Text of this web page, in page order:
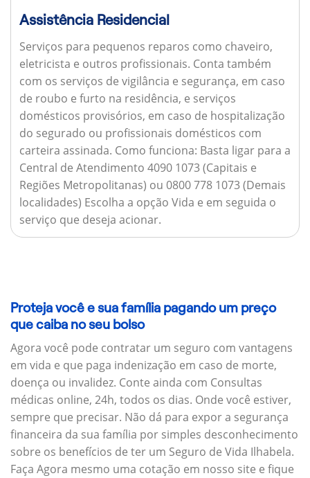
Assistência Residencial
Serviços para pequenos reparos como chaveiro,
eletricista e outros profissionais. Conta também
com os serviços de vigilância e segurança, em caso
de roubo e furto na residência, e serviços
domésticos provisórios, em caso de hospitalização
do segurado ou profissionais domésticos com
carteira assinada. Como funciona: Basta ligar para a
Central de Atendimento 4090 1073 (Capitais e
Regiões Metropolitanas) ou 0800 778 1073 (Demais
localidades) Escolha a opção Vida e em seguida o
serviço que deseja acionar.
Proteja você e sua família pagando um preço
que caiba no seu bolso
Agora você pode contratar um seguro com vantagens
em vida e que paga indenização em caso de morte,
doença ou invalidez. Conte ainda com Consultas
médicas online, 24h, todos os dias. Onde você estiver,
sempre que precisar. Não dá para expor a segurança
financeira da sua família por simples desconhecimento
sobre os benefícios de ter um Seguro de Vida Ilhabela.
Faça Agora mesmo uma cotação em nosso site e fique